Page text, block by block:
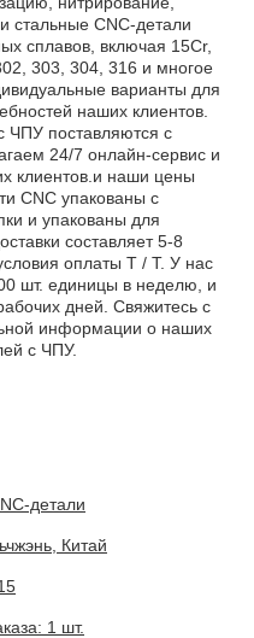
стальные CNC-детали
сплавов, включая 15Cr,
303, 304, 316 и многое
варианты для
наших клиентов.
ЧПУ поставляются с
24/7 онлайн-сервис и
клиентов.и наши цены
CNC упакованы с
и упакованы для
составляет 5-8
оплаты T / T. У нас
шт. единицы в неделю, и
дней. Свяжитесь с
информации о наших
с ЧПУ.
детали
Китай
1 шт.